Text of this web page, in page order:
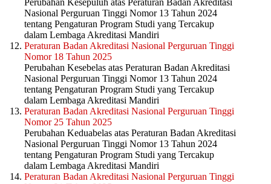
Perubahan Kesepuluh atas Peraturan Badan Akreditasi
Nasional Perguruan Tinggi Nomor 13 Tahun 2024
tentang Pengaturan Program Studi yang Tercakup
dalam Lembaga Akreditasi Mandiri
Peraturan Badan Akreditasi Nasional Perguruan Tinggi
Nomor 18 Tahun 2025
Perubahan Kesebelas atas Peraturan Badan Akreditasi
Nasional Perguruan Tinggi Nomor 13 Tahun 2024
tentang Pengaturan Program Studi yang Tercakup
dalam Lembaga Akreditasi Mandiri
Peraturan Badan Akreditasi Nasional Perguruan Tinggi
Nomor 25 Tahun 2025
Perubahan Keduabelas atas Peraturan Badan Akreditasi
Nasional Perguruan Tinggi Nomor 13 Tahun 2024
tentang Pengaturan Program Studi yang Tercakup
dalam Lembaga Akreditasi Mandiri
Peraturan Badan Akreditasi Nasional Perguruan Tinggi